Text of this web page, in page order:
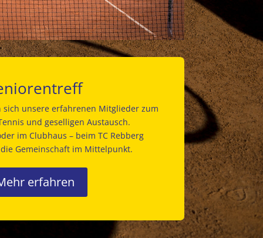
sich unsere erfahrenen Mitglieder zum
und geselligen Austausch.
im Clubhaus – beim TC Rebberg
Gemeinschaft im Mittelpunkt.
erfahren